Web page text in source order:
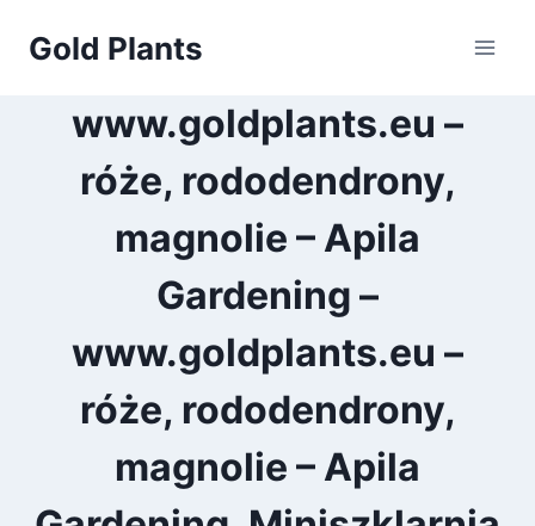
Gold Plants
www.goldplants.eu –
róże, rododendrony,
magnolie – Apila
Gardening –
www.goldplants.eu –
róże, rododendrony,
magnolie – Apila